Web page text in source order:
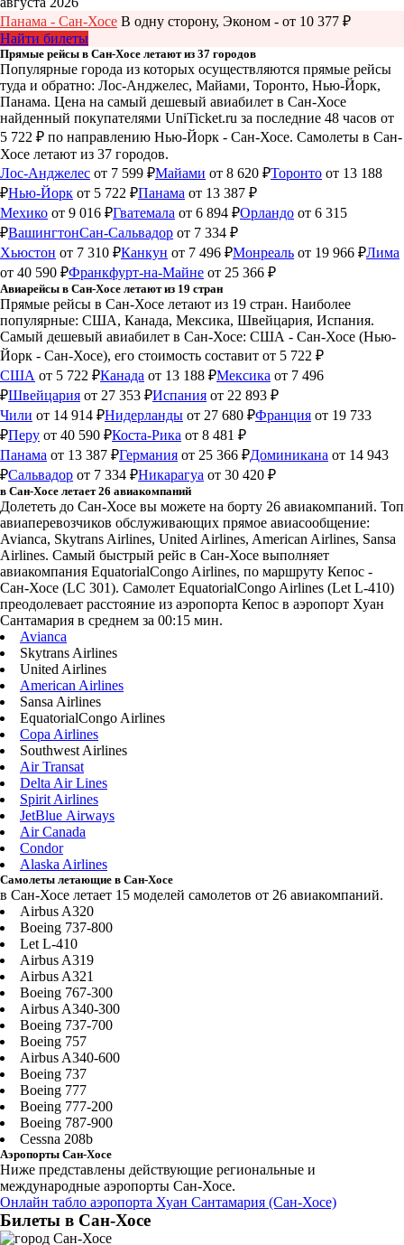
Панама - Сан-Хосе В одну сторону, Эконом - от 10 377 ₽
Найти билеты
Прямые рейсы в Сан-Хосе летают из 37 городов
Популярные города из которых осуществляются прямые рейсы
туда и обратно: Лос-Анджелес, Майами, Торонто, Нью-Йорк,
Панама. Цена на самый дешевый авиабилет в Сан-Хосе
найденный покупателями UniTicket.ru за последние 48 часов от
5 722 ₽ по направлению Нью-Йорк - Сан-Хосе. Самолеты в Сан-
Хосе летают из 37 городов.
Лос-Анджелес от 7 599 ₽Майами от 8 620 ₽Торонто от 13 188
₽Нью-Йорк от 5 722 ₽Панама от 13 387 ₽
Мехико от 9 016 ₽Гватемала от 6 894 ₽Орландо от 6 315
₽ВашингтонСан-Сальвадор от 7 334 ₽
Хьюстон от 7 310 ₽Канкун от 7 496 ₽Монреаль от 19 966 ₽Лима
от 40 590 ₽Франкфурт-на-Майне от 25 366 ₽
Авиарейсы в Сан-Хосе летают из 19 стран
Прямые рейсы в Сан-Хосе летают из 19 стран. Наиболее
популярные: США, Канада, Мексика, Швейцария, Испания.
Самый дешевый авиабилет в Сан-Хосе: США - Сан-Хосе (Нью-
Йорк - Сан-Хосе), его стоимость составит от 5 722 ₽
США от 5 722 ₽Канада от 13 188 ₽Мексика от 7 496
₽Швейцария от 27 353 ₽Испания от 22 893 ₽
Чили от 14 914 ₽Нидерланды от 27 680 ₽Франция от 19 733
₽Перу от 40 590 ₽Коста-Рика от 8 481 ₽
Панама от 13 387 ₽Германия от 25 366 ₽Доминикана от 14 943
₽Сальвадор от 7 334 ₽Никарагуа от 30 420 ₽
в Сан-Хосе летает 26 авиакомпаний
Долететь до Сан-Хосе вы можете на борту 26 авиакомпаний. Топ
авиаперевозчиков обслуживающих прямое авиасообщение:
Avianca, Skytrans Airlines, United Airlines, American Airlines, Sansa
Airlines. Самый быстрый рейс в Сан-Хосе выполняет
авиакомпания EquatorialCongo Airlines, по маршруту Кепос -
Сан-Хосе (LC 301). Самолет EquatorialCongo Airlines (Let L-410)
преодолевает расстояние из аэропорта Кепос в аэропорт Хуан
Сантамария в среднем за 00:15 мин.
Avianca
Skytrans Airlines
United Airlines
American Airlines
Sansa Airlines
EquatorialCongo Airlines
Copa Airlines
Southwest Airlines
Air Transat
Delta Air Lines
Spirit Airlines
JetBlue Airways
Air Canada
Condor
Alaska Airlines
Самолеты летающие в Сан-Хосе
в Сан-Хосе летает 15 моделей самолетов от 26 авиакомпаний.
Airbus A320
Boeing 737-800
Let L-410
Airbus A319
Airbus A321
Boeing 767-300
Airbus A340-300
Boeing 737-700
Boeing 757
Airbus A340-600
Boeing 737
Boeing 777
Boeing 777-200
Boeing 787-900
Cessna 208b
Аэропорты Сан-Хосе
Ниже представлены действующие региональные и
международные аэропорты Сан-Хосе.
Онлайн табло аэропорта Хуан Сантамария (Сан-Хосе)
Билеты в Сан-Хосе